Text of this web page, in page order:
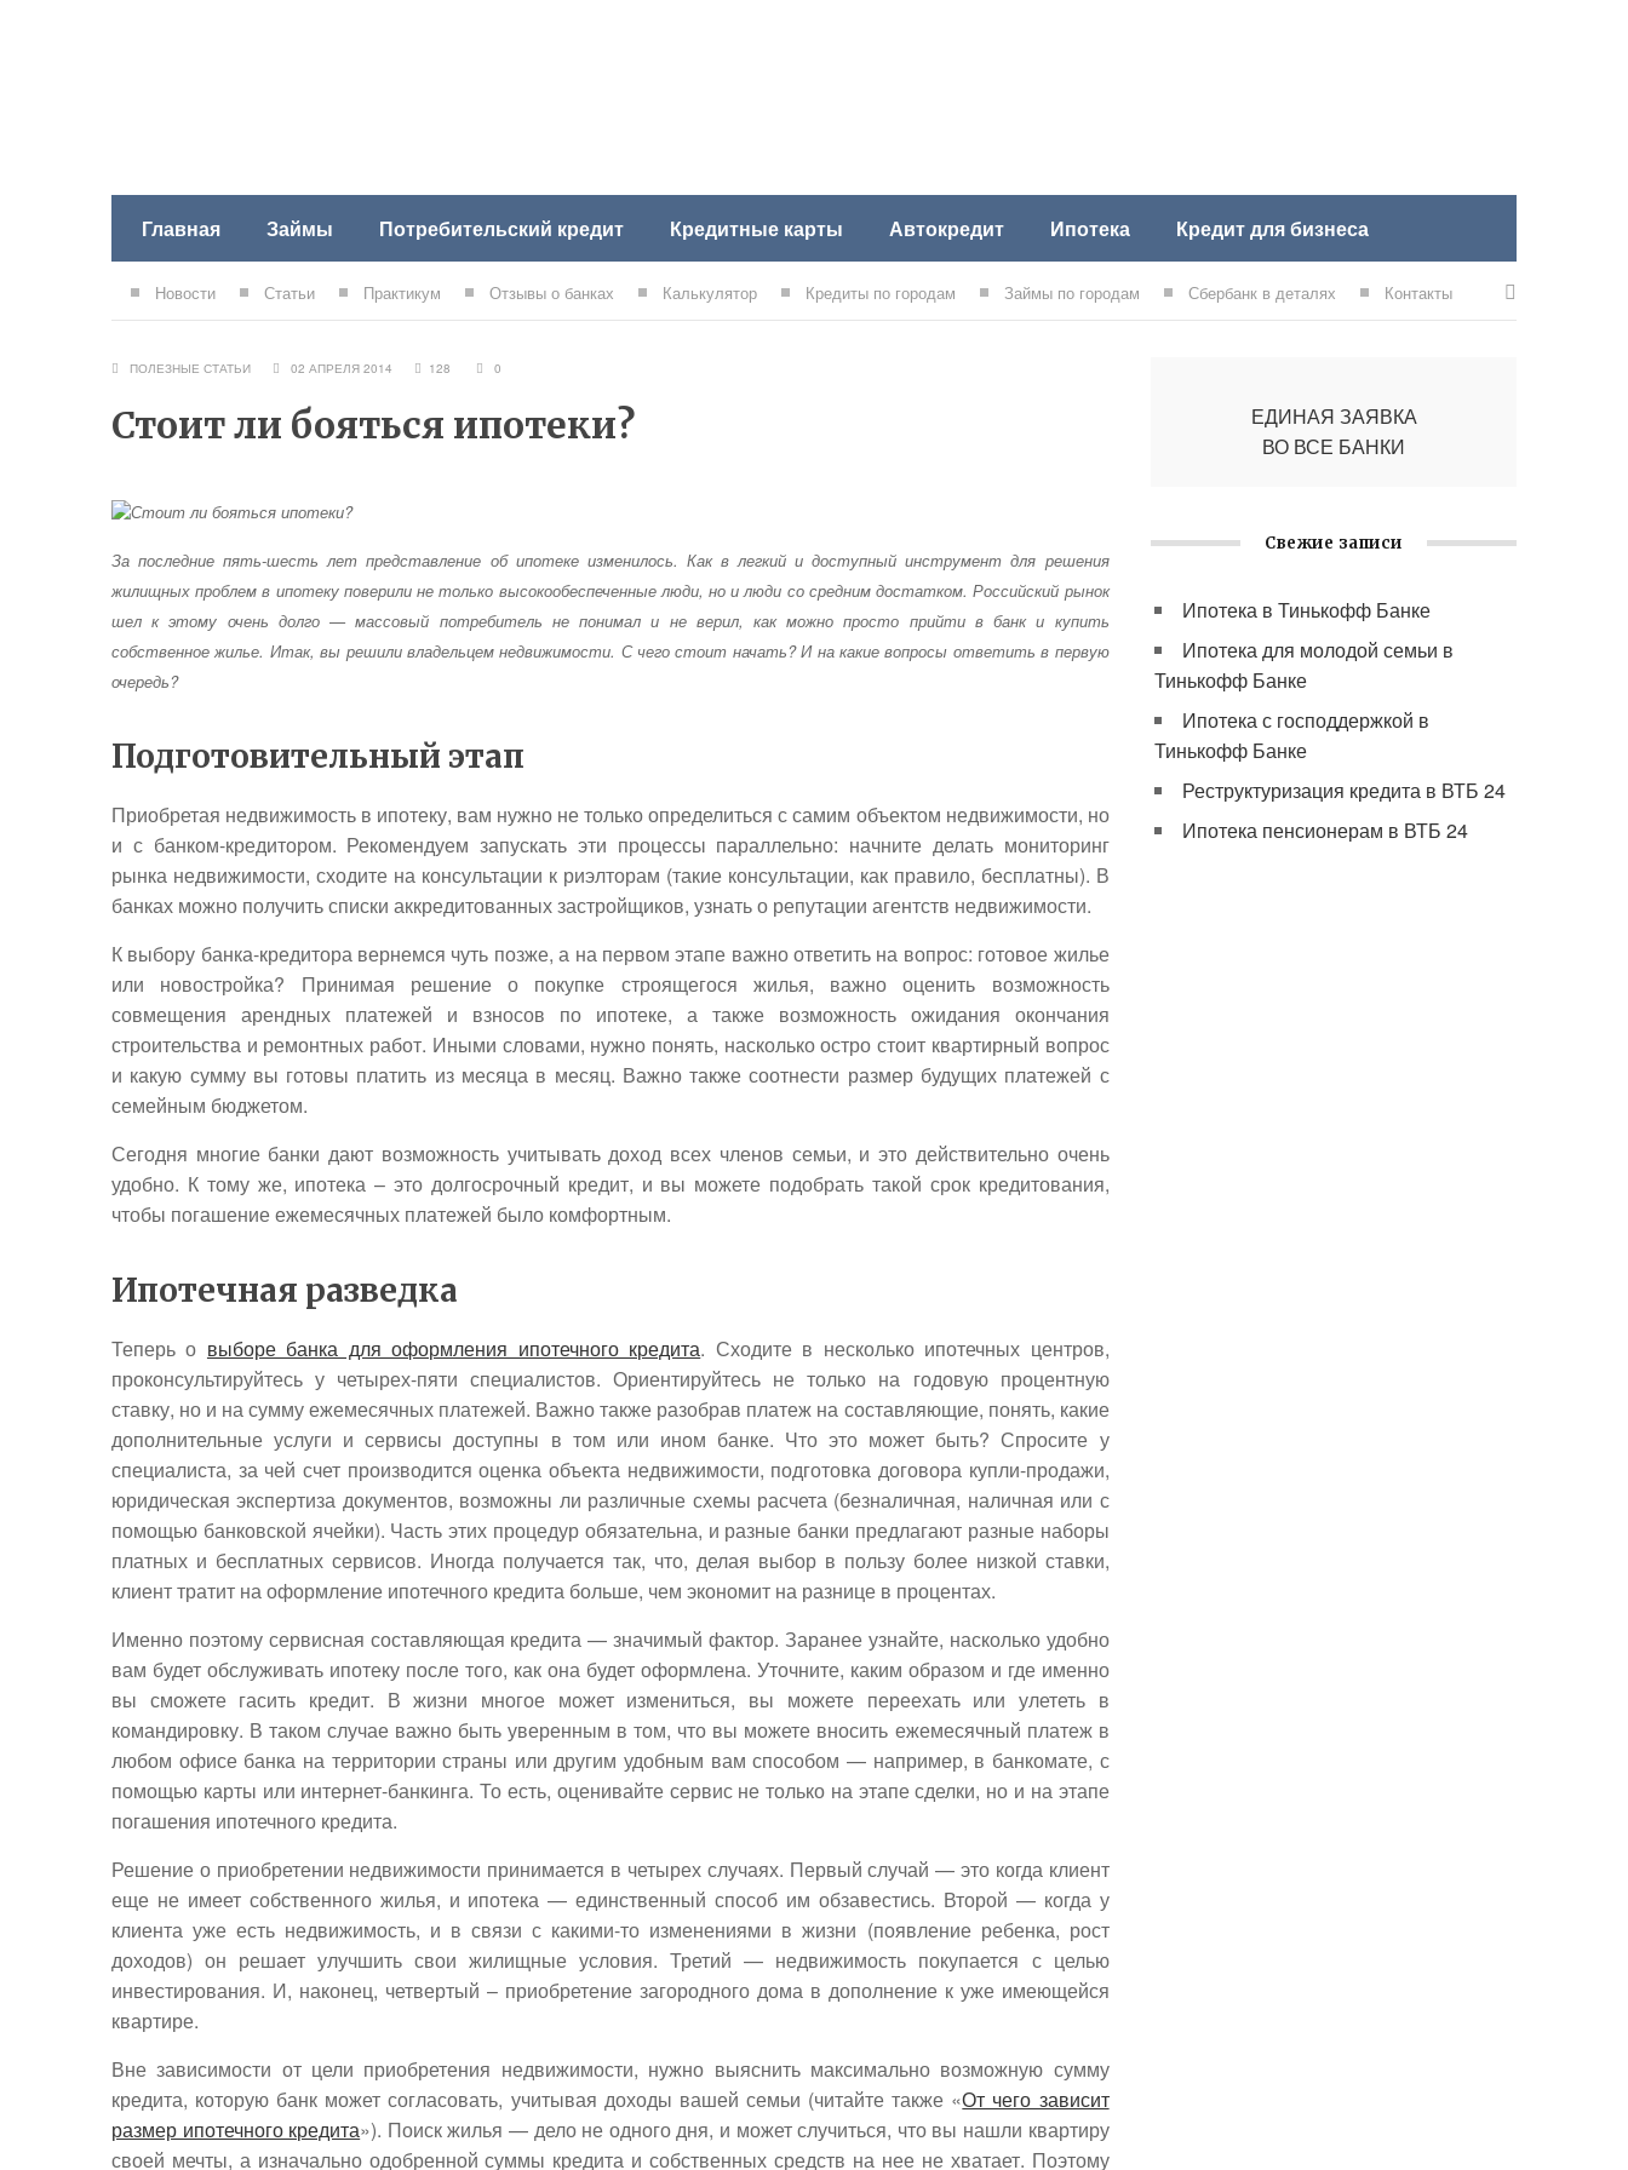
Главная Займы Потребительский кредит Кредитные карты Автокредит Ипотека Кредит для бизнеса
Новости Статьи Практикум Отзывы о банках Калькулятор Кредиты по городам Займы по городам Сбербанк в деталях Контакты
ПОЛЕЗНЫЕ СТАТЬИ 02 АПРЕЛЯ 2014 128 0
Стоит ли бояться ипотеки?
За последние пять-шесть лет представление об ипотеке изменилось. Как в легкий и доступный инструмент для решения
жилищных проблем в ипотеку поверили не только высокообеспеченные люди, но и люди со средним достатком. Российский рынок
шел к этому очень долго — массовый потребитель не понимал и не верил, как можно просто прийти в банк и купить
собственное жилье. Итак, вы решили владельцем недвижимости. С чего стоит начать? И на какие вопросы ответить в первую
очередь?
Подготовительный этап
Приобретая недвижимость в ипотеку, вам нужно не только определиться с самим объектом недвижимости, но
и с банком-кредитором. Рекомендуем запускать эти процессы параллельно: начните делать мониторинг
рынка недвижимости, сходите на консультации к риэлторам (такие консультации, как правило, бесплатны). В
банках можно получить списки аккредитованных застройщиков, узнать о репутации агентств недвижимости.
К выбору банка-кредитора вернемся чуть позже, а на первом этапе важно ответить на вопрос: готовое жилье
или новостройка? Принимая решение о покупке строящегося жилья, важно оценить возможность
совмещения арендных платежей и взносов по ипотеке, а также возможность ожидания окончания
строительства и ремонтных работ. Иными словами, нужно понять, насколько остро стоит квартирный вопрос
и какую сумму вы готовы платить из месяца в месяц. Важно также соотнести размер будущих платежей с
семейным бюджетом.
Сегодня многие банки дают возможность учитывать доход всех членов семьи, и это действительно очень
удобно. К тому же, ипотека – это долгосрочный кредит, и вы можете подобрать такой срок кредитования,
чтобы погашение ежемесячных платежей было комфортным.
Ипотечная разведка
Теперь о выборе банка для оформления ипотечного кредита. Сходите в несколько ипотечных центров,
проконсультируйтесь у четырех-пяти специалистов. Ориентируйтесь не только на годовую процентную
ставку, но и на сумму ежемесячных платежей. Важно также разобрав платеж на составляющие, понять, какие
дополнительные услуги и сервисы доступны в том или ином банке. Что это может быть? Спросите у
специалиста, за чей счет производится оценка объекта недвижимости, подготовка договора купли-продажи,
юридическая экспертиза документов, возможны ли различные схемы расчета (безналичная, наличная или с
помощью банковской ячейки). Часть этих процедур обязательна, и разные банки предлагают разные наборы
платных и бесплатных сервисов. Иногда получается так, что, делая выбор в пользу более низкой ставки,
клиент тратит на оформление ипотечного кредита больше, чем экономит на разнице в процентах.
Именно поэтому сервисная составляющая кредита — значимый фактор. Заранее узнайте, насколько удобно
вам будет обслуживать ипотеку после того, как она будет оформлена. Уточните, каким образом и где именно
вы сможете гасить кредит. В жизни многое может измениться, вы можете переехать или улететь в
командировку. В таком случае важно быть уверенным в том, что вы можете вносить ежемесячный платеж в
любом офисе банка на территории страны или другим удобным вам способом — например, в банкомате, с
помощью карты или интернет-банкинга. То есть, оценивайте сервис не только на этапе сделки, но и на этапе
погашения ипотечного кредита.
Решение о приобретении недвижимости принимается в четырех случаях. Первый случай — это когда клиент
еще не имеет собственного жилья, и ипотека — единственный способ им обзавестись. Второй — когда у
клиента уже есть недвижимость, и в связи с какими-то изменениями в жизни (появление ребенка, рост
доходов) он решает улучшить свои жилищные условия. Третий — недвижимость покупается с целью
инвестирования. И, наконец, четвертый – приобретение загородного дома в дополнение к уже имеющейся
квартире.
Вне зависимости от цели приобретения недвижимости, нужно выяснить максимально возможную сумму
кредита, которую банк может согласовать, учитывая доходы вашей семьи (читайте также «От чего зависит
размер ипотечного кредита»). Поиск жилья — дело не одного дня, и может случиться, что вы нашли квартиру
своей мечты, а изначально одобренной суммы кредита и собственных средств на нее не хватает. Поэтому
ЕДИНАЯ ЗАЯВКА
ВО ВСЕ БАНКИ
Свежие записи
Ипотека в Тинькофф Банке
Ипотека для молодой семьи в
Тинькофф Банке
Ипотека с господдержкой в
Тинькофф Банке
Реструктуризация кредита в ВТБ 24
Ипотека пенсионерам в ВТБ 24